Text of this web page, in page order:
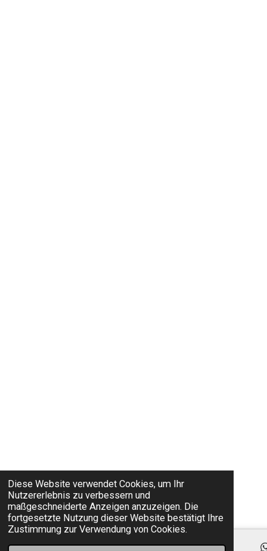
Diese Website verwendet Cookies, um Ihr
Nutzererlebnis zu verbessern und
maßgeschneiderte Anzeigen anzuzeigen. Die
fortgesetzte Nutzung dieser Website bestätigt Ihre
Zustimmung zur Verwendung von Cookies.